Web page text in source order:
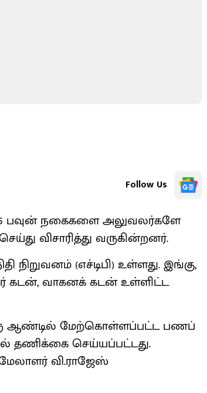
Follow Us
பவுன் நகைகளை அலுவலர்களே
விசாரித்து வருகின்றனர்.
நிறுவனம் (எச்டிபி) உள்ளது. இங்கு,
கடன், வாகனக் கடன் உள்ளிட்ட
ஆண்டில் மேற்கொள்ளப்பட்ட பணப்
தணிக்கை செய்யப்பட்டது.
வி.ராஜேஸ்